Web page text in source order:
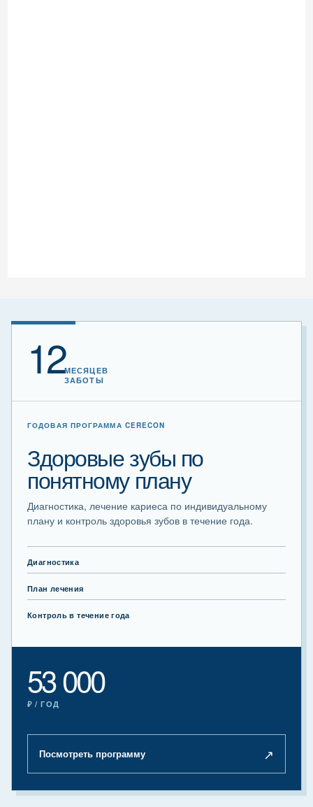
12МЕСЯЦЕВ
ЗАБОТЫ
ГОДОВАЯ ПРОГРАММА CERECON
Здоровые зубы по
понятному плану
Диагностика, лечение кариеса по индивидуальному
плану и контроль здоровья зубов в течение года.
Диагностика
План лечения
Контроль в течение года
53 000
₽ / ГОД
Посмотреть программу ↗